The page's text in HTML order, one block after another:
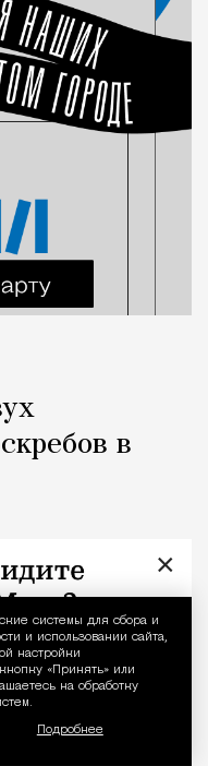
системы для сбора и
и использовании сайта,
настройки
«Принять» или
на обработку
Подробнее
в
×